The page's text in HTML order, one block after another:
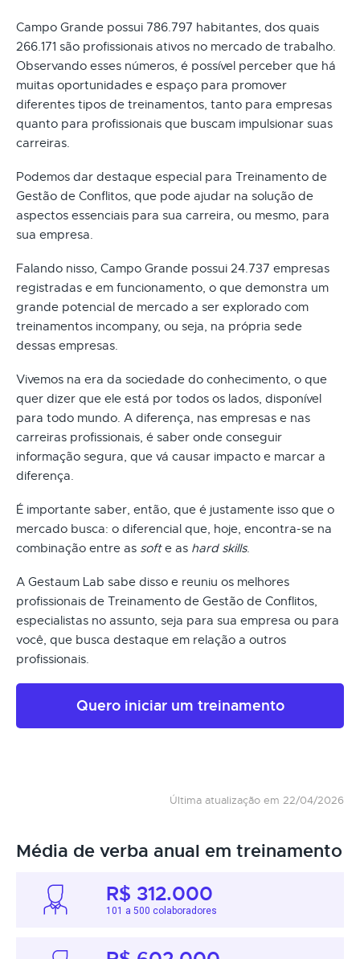
Campo Grande possui 786.797 habitantes, dos quais
266.171 são profissionais ativos no mercado de trabalho.
Observando esses números, é possível perceber que há
muitas oportunidades e espaço para promover
diferentes tipos de treinamentos, tanto para empresas
quanto para profissionais que buscam impulsionar suas
carreiras.
Podemos dar destaque especial para Treinamento de
Gestão de Conflitos, que pode ajudar na solução de
aspectos essenciais para sua carreira, ou mesmo, para
sua empresa.
Falando nisso, Campo Grande possui 24.737 empresas
registradas e em funcionamento, o que demonstra um
grande potencial de mercado a ser explorado com
treinamentos incompany, ou seja, na própria sede
dessas empresas.
Vivemos na era da sociedade do conhecimento, o que
quer dizer que ele está por todos os lados, disponível
para todo mundo. A diferença, nas empresas e nas
carreiras profissionais, é saber onde conseguir
informação segura, que vá causar impacto e marcar a
diferença.
É importante saber, então, que é justamente isso que o
mercado busca: o diferencial que, hoje, encontra-se na
combinação entre as softe as hard skills.
A Gestaum Lab sabe disso e reuniu os melhores
profissionais de Treinamento de Gestão de Conflitos,
especialistas no assunto, seja para sua empresa ou para
você, que busca destaque em relação a outros
profissionais.
Quero iniciar um treinamento
Última atualização em 22/04/2026
Média de verba anual em treinamento
R$ 312.000
101 a 500 colaboradores